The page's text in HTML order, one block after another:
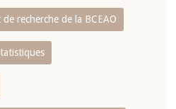
recherche de la BCEAO